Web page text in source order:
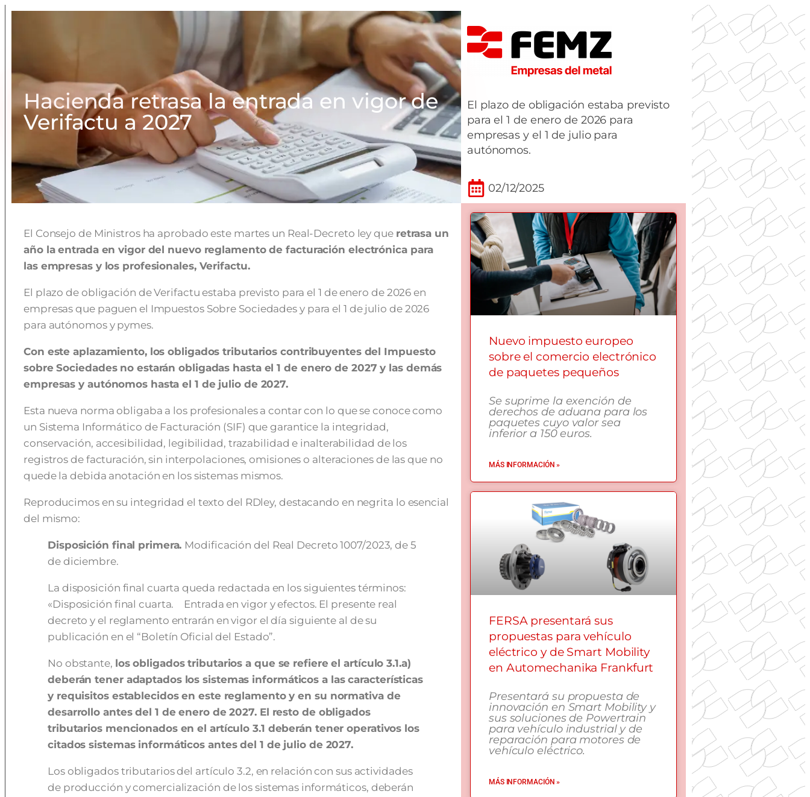
Hacienda retrasa la entrada en vigor de
Verifactu a 2027
El plazo de obligación estaba previsto
para el 1 de enero de 2026 para
empresas y el 1 de julio para
autónomos.
02/12/2025
El Consejo de Ministros ha aprobado este martes un Real-Decreto ley que retrasa un
año la entrada en vigor del nuevo reglamento de facturación electrónica para
las empresas y los profesionales, Verifactu.
El plazo de obligación de Verifactu estaba previsto para el 1 de enero de 2026 en
empresas que paguen el Impuestos Sobre Sociedades y para el 1 de julio de 2026
para autónomos y pymes.
Con este aplazamiento, los obligados tributarios contribuyentes del Impuesto
sobre Sociedades no estarán obligadas hasta el 1 de enero de 2027 y las demás
empresas y autónomos hasta el 1 de julio de 2027.
Esta nueva norma obligaba a los profesionales a contar con lo que se conoce como
un Sistema Informático de Facturación (SIF) que garantice la integridad,
conservación, accesibilidad, legibilidad, trazabilidad e inalterabilidad de los
registros de facturación, sin interpolaciones, omisiones o alteraciones de las que no
quede la debida anotación en los sistemas mismos.
Reproducimos en su integridad el texto del RDley, destacando en negrita lo esencial
del mismo:
Disposición final primera. Modificación del Real Decreto 1007/2023, de 5
de diciembre.
La disposición final cuarta queda redactada en los siguientes términos:
«Disposición final cuarta. Entrada en vigor y efectos. El presente real
decreto y el reglamento entrarán en vigor el día siguiente al de su
publicación en el “Boletín Oficial del Estado”.
No obstante, los obligados tributarios a que se refiere el artículo 3.1.a)
deberán tener adaptados los sistemas informáticos a las características
y requisitos establecidos en este reglamento y en su normativa de
desarrollo antes del 1 de enero de 2027. El resto de obligados
tributarios mencionados en el artículo 3.1 deberán tener operativos los
citados sistemas informáticos antes del 1 de julio de 2027.
Los obligados tributarios del artículo 3.2, en relación con sus actividades
de producción y comercialización de los sistemas informáticos, deberán
Nuevo impuesto europeo
sobre el comercio electrónico
de paquetes pequeños
Se suprime la exención de
derechos de aduana para los
paquetes cuyo valor sea
inferior a 150 euros.
MÁS INFORMACIÓN »
FERSA presentará sus
propuestas para vehículo
eléctrico y de Smart Mobility
en Automechanika Frankfurt
Presentará su propuesta de
innovación en Smart Mobility y
sus soluciones de Powertrain
para vehículo industrial y de
reparación para motores de
vehículo eléctrico.
MÁS INFORMACIÓN »